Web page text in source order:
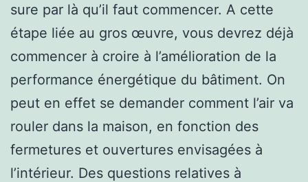
sure par là qu’il faut commencer. A cette
étape liée au gros œuvre, vous devrez déjà
commencer à croire à l’amélioration de la
performance énergétique du bâtiment. On
peut en effet se demander comment l’air va
rouler dans la maison, en fonction des
fermetures et ouvertures envisagées à
l’intérieur. Des questions relatives à